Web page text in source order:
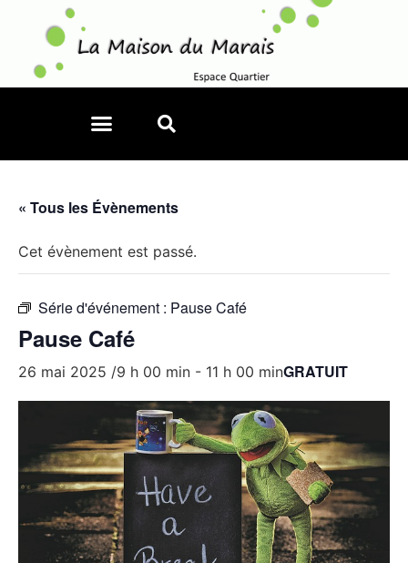
« Tous les Évènements
Cet évènement est passé.
Série d'événement : Pause Café
Pause Café
26 mai 2025 /9 h 00 min - 11 h 00 minGRATUIT